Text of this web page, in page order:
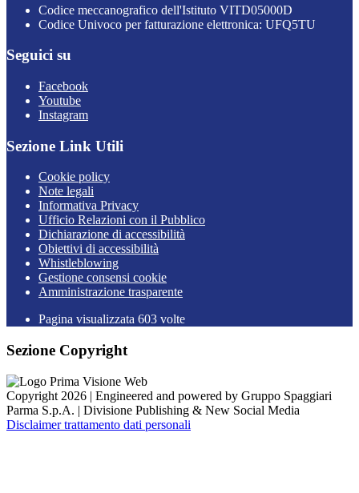
Codice meccanografico dell'Istituto VITD05000D
Codice Univoco per fatturazione elettronica: UFQ5TU
Seguici su
Facebook
Youtube
Instagram
Sezione Link Utili
Cookie policy
Note legali
Informativa Privacy
Ufficio Relazioni con il Pubblico
Dichiarazione di accessibilità
Obiettivi di accessibilità
Whistleblowing
Gestione consensi cookie
Amministrazione trasparente
Pagina visualizzata 603 volte
Sezione Copyright
Copyright 2026 | Engineered and powered by Gruppo Spaggiari
Parma S.p.A. | Divisione Publishing & New Social Media
Disclaimer trattamento dati personali